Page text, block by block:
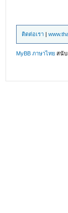
ติดต่อเรา |
MyBB ภาษาไทย สนั